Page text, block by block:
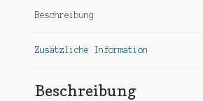
Menge
Beschreibung
Zusätzliche Information
Beschreibung